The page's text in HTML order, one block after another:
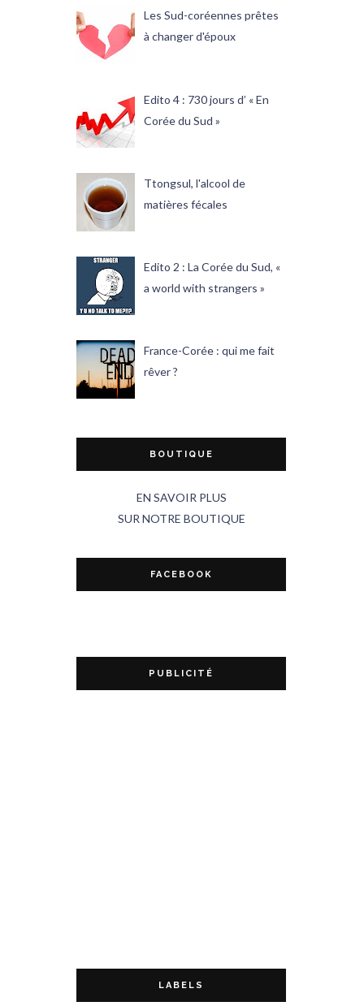
Les Sud-coréennes prêtes
à changer d'époux
Edito 4 : 730 jours d’ « En
Corée du Sud »
Ttongsul, l'alcool de
matières fécales
Edito 2 : La Corée du Sud, «
a world with strangers »
France-Corée : qui me fait
rêver ?
BOUTIQUE
EN SAVOIR PLUS
SUR NOTRE BOUTIQUE
FACEBOOK
PUBLICITÉ
LABELS